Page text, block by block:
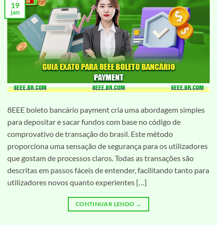
19
jan
8EEE boleto bancário payment cria uma abordagem simples
para depositar e sacar fundos com base no código de
comprovativo de transação do brasil. Este método
proporciona uma sensação de segurança para os utilizadores
que gostam de processos claros. Todas as transações são
descritas em passos fáceis de entender, facilitando tanto para
utilizadores novos quanto experientes […]
CONTINUAR LENDO →